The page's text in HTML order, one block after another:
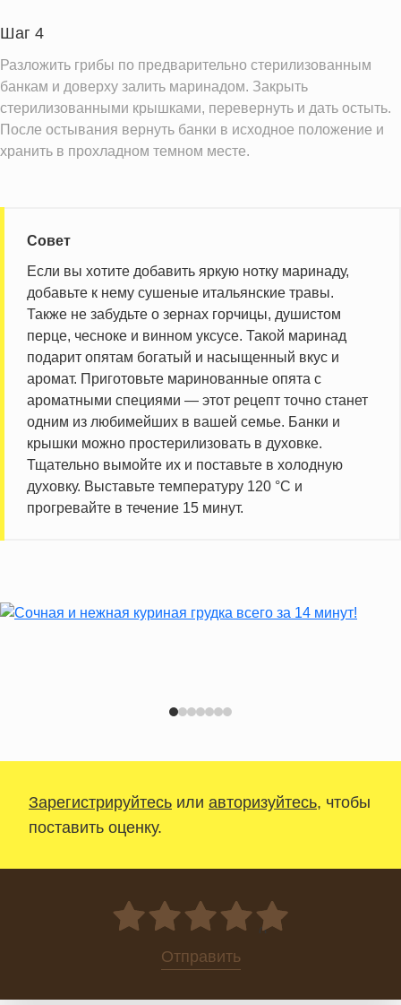
Шаг 4
Разложить грибы по предварительно стерилизованным
банкам и доверху залить маринадом. Закрыть
стерилизованными крышками, перевернуть и дать остыть.
После остывания вернуть банки в исходное положение и
хранить в прохладном темном месте.
Совет
Если вы хотите добавить яркую нотку маринаду,
добавьте к нему сушеные итальянские травы.
Также не забудьте о зернах горчицы, душистом
перце, чесноке и винном уксусе. Такой маринад
подарит опятам богатый и насыщенный вкус и
аромат. Приготовьте маринованные опята с
ароматными специями — этот рецепт точно станет
одним из любимейших в вашей семье. Банки и
крышки можно простерилизовать в духовке.
Тщательно вымойте их и поставьте в холодную
духовку. Выставьте температуру 120 °C и
прогревайте в течение 15 минут.
Зарегистрируйтесь или авторизуйтесь, чтобы
поставить оценку.
0
Отправить